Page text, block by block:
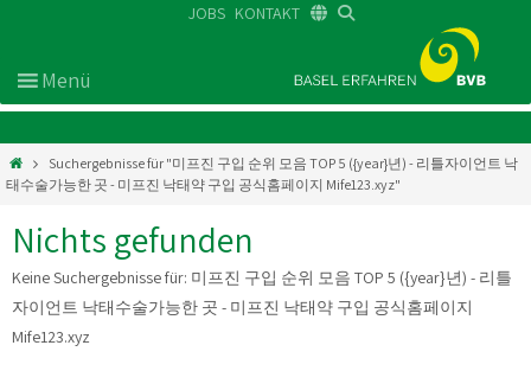
JOBS KONTAKT
Suchergebnisse für "미프진 구입 순위 모음 TOP 5 ({year}년) - 리틀자이언트 낙
태수술가능한 곳 - 미프진 낙태약 구입 공식홈페이지 Mife123.xyz"
Nichts gefunden
Keine Suchergebnisse für: 미프진 구입 순위 모음 TOP 5 ({year}년) - 리틀
자이언트 낙태수술가능한 곳 - 미프진 낙태약 구입 공식홈페이지
Mife123.xyz